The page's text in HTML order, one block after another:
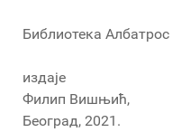
Библиотека Албатрос
издаје
Филип Вишњић,
Београд, 2021.